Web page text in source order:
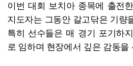
이번 대회 보치아 종목에 출전
지도자는 그동안 갈고닦은 기량
특히 선수들은 매 경기 포기하
로 임하며 현장에서 깊은 감동을